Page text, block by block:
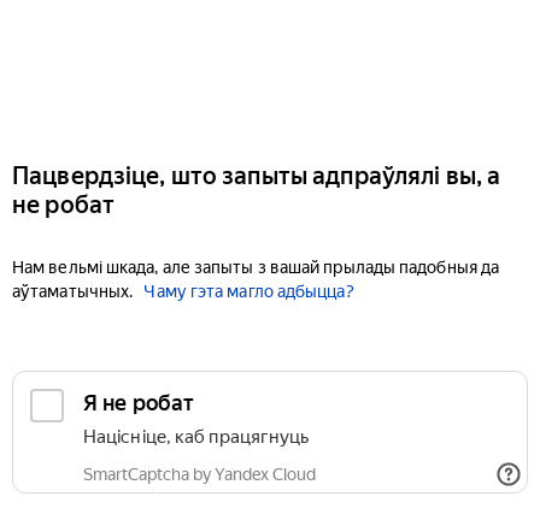
Пацвердзіце, што запыты адпраўлялі вы, а
не робат
Нам вельмі шкада, але запыты з вашай прылады падобныя да
аўтаматычных.
Чаму гэта магло адбыцца?
Я не робат
Націсніце, каб працягнуць
SmartCaptcha by Yandex Cloud